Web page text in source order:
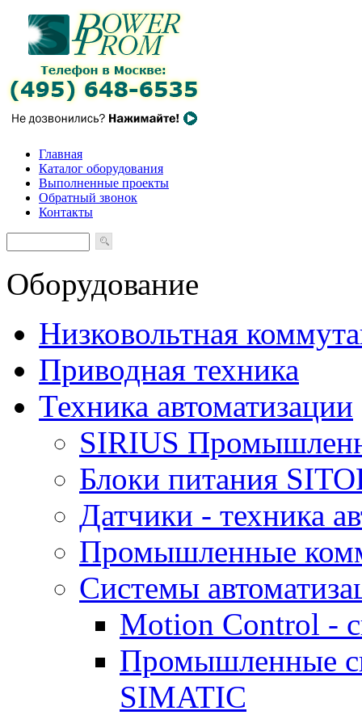
Главная
Каталог оборудования
Выполненные проекты
Обратный звонок
Контакты
Оборудование
Низковольтная
Приводная техника
Техника автоматизации
SIRIUS
Блоки питания
Датчики - техника
Промышленные
Системы
Motion Control -
Промышленные
SIMATIC